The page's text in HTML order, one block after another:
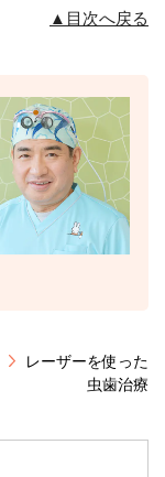
▲目次へ戻る
レーザーを使った
虫歯治療